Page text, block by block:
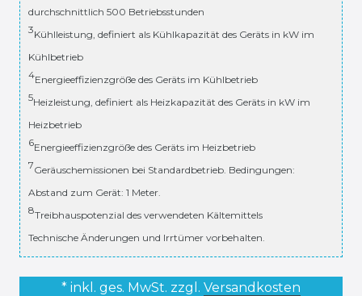
durchschnittlich 500 Betriebsstunden
3Kühlleistung, definiert als Kühlkapazität des Geräts in kW im
Kühlbetrieb
4Energieeffizienzgröße des Geräts im Kühlbetrieb
5Heizleistung, definiert als Heizkapazität des Geräts in kW im
Heizbetrieb
6Energieeffizienzgröße des Geräts im Heizbetrieb
7Geräuschemissionen bei Standardbetrieb. Bedingungen:
Abstand zum Gerät: 1 Meter.
8Treibhauspotenzial des verwendeten Kältemittels
Technische Änderungen und Irrtümer vorbehalten.
* inkl. ges. MwSt. zzgl. Versandkosten